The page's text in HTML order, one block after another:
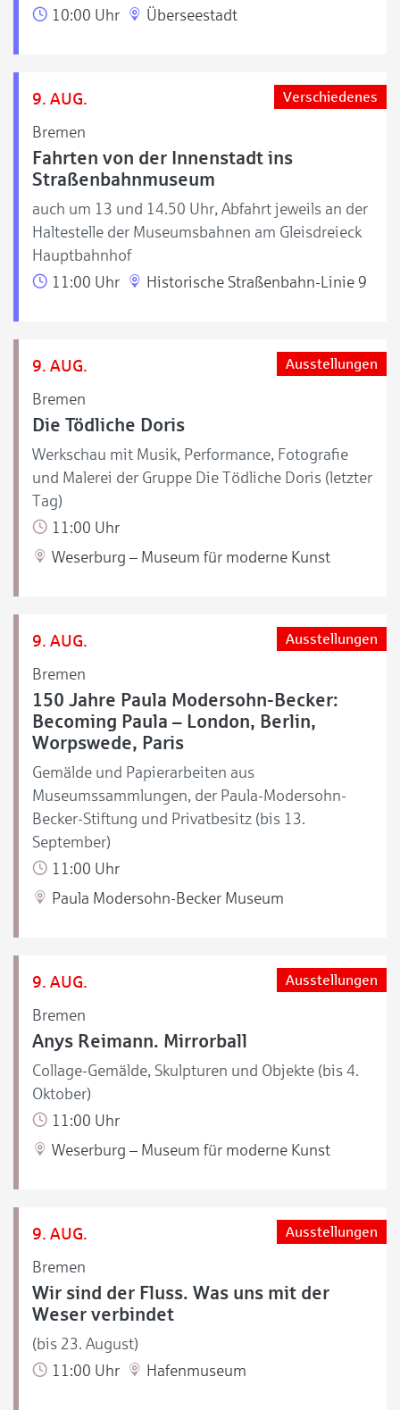
10:00 Uhr Überseestadt
9. AUG.
Bremen
Verschiedenes
Fahrten von der Innenstadt ins
Straßenbahnmuseum
auch um 13 und 14.50 Uhr, Abfahrt jeweils an der
Haltestelle der Museumsbahnen am Gleisdreieck
Hauptbahnhof
11:00 Uhr
Historische Straßenbahn-Linie 9
9. AUG.
Bremen
Ausstellungen
Die Tödliche Doris
Werkschau mit Musik, Performance, Fotografie
und Malerei der Gruppe Die Tödliche Doris (letzter
Tag)
11:00 Uhr
Weserburg – Museum für moderne Kunst
9. AUG.
Bremen
Ausstellungen
150 Jahre Paula Modersohn-Becker:
Becoming Paula – London, Berlin,
Worpswede, Paris
Gemälde und Papierarbeiten aus
Museumssammlungen, der Paula-Modersohn-
Becker-Stiftung und Privatbesitz (bis 13.
September)
11:00 Uhr
Paula Modersohn-Becker Museum
9. AUG.
Bremen
Ausstellungen
Anys Reimann. Mirrorball
Collage-Gemälde, Skulpturen und Objekte (bis 4.
Oktober)
11:00 Uhr
Weserburg – Museum für moderne Kunst
9. AUG.
Bremen
Ausstellungen
Wir sind der Fluss. Was uns mit der
Weser verbindet
(bis 23. August)
11:00 Uhr
Hafenmuseum